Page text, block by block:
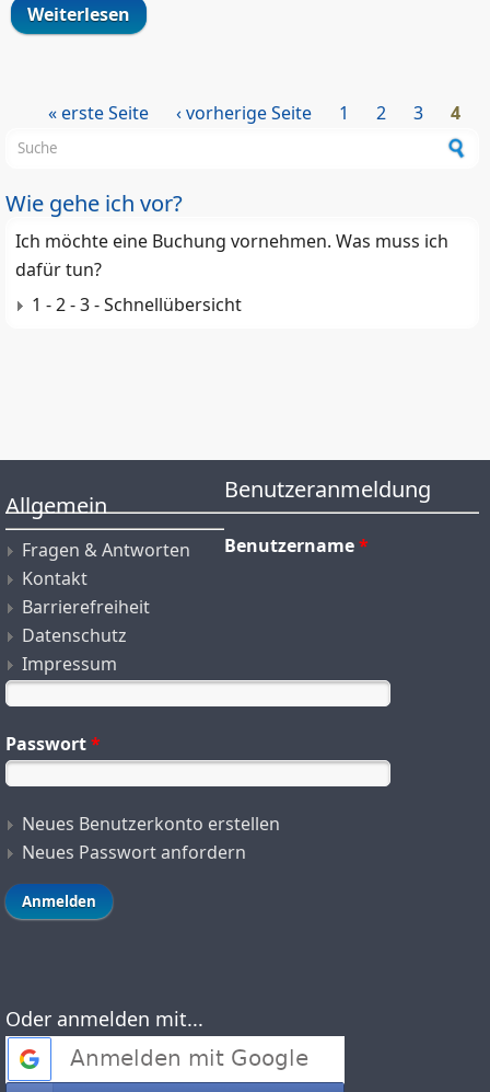
Weiterlesen über Urban Contemporary Dance Week
| Kulturrucksack-Ferienworkshop mit
« erste Seite ‹ vorherige Seite 1 2 3 4
Suchformular
Wie gehe ich vor?
Ich möchte eine Buchung vornehmen. Was muss ich
dafür tun?
1 - 2 - 3 - Schnellübersicht
Allgemein
Fragen & Antworten
Kontakt
Barrierefreiheit
Datenschutz
Impressum
Benutzeranmeldung
Benutzername*
Passwort*
Neues Benutzerkonto erstellen
Neues Passwort anfordern
Oder anmelden mit...
Login with Google